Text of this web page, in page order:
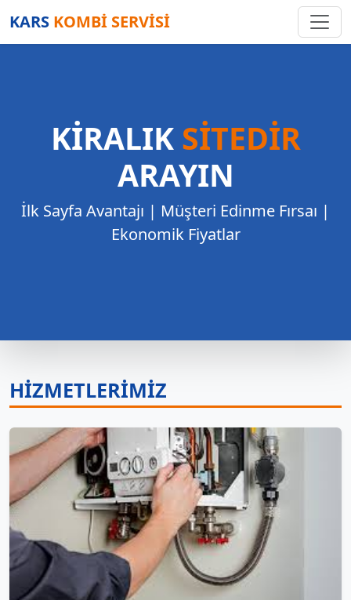
KARS KOMBİ SERVİSİ
KİRALIK SİTEDİR
ARAYIN
İlk Sayfa Avantajı | Müşteri Edinme Fırsaı |
Ekonomik Fiyatlar
HİZMETLERİMİZ